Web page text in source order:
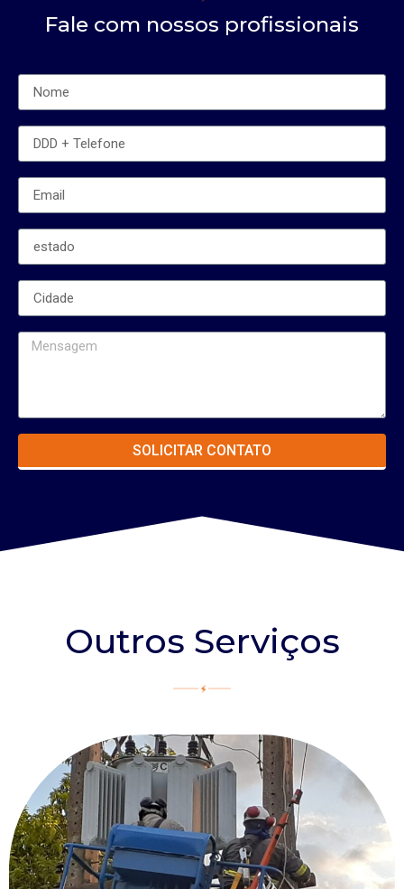
Fale com nossos profissionais
SOLICITAR CONTATO
Outros Serviços